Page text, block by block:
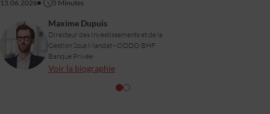
15.06.2026
5 Minutes
Maxime Dupuis
Directeur des Investissements et de la
Gestion Sous Mandat - ODDO BHF
Banque Privée
Voir la biographie